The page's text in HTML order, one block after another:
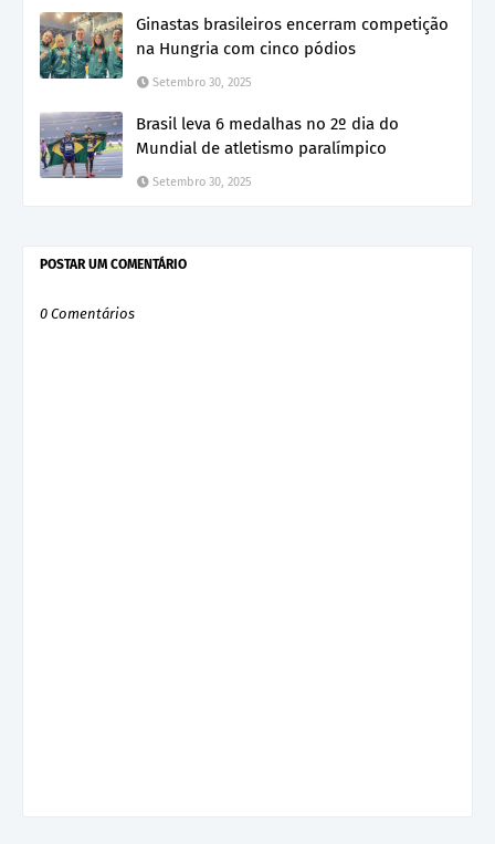
Ginastas brasileiros encerram competição
na Hungria com cinco pódios
Setembro 30, 2025
Brasil leva 6 medalhas no 2º dia do
Mundial de atletismo paralímpico
Setembro 30, 2025
POSTAR UM COMENTÁRIO
0 Comentários